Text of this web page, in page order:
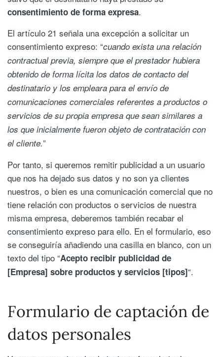
consentimiento de forma expresa.
El artículo 21 señala una excepción a solicitar un
consentimiento expreso: “cuando exista una relación
contractual previa, siempre que el prestador hubiera
obtenido de forma lícita los datos de contacto del
destinatario y los empleara para el envío de
comunicaciones comerciales referentes a productos o
servicios de su propia empresa que sean similares a
los que inicialmente fueron objeto de contratación con
el cliente.”
Por tanto, si queremos remitir publicidad a un usuario
que nos ha dejado sus datos y no son ya clientes
nuestros, o bien es una comunicación comercial que no
tiene relación con productos o servicios de nuestra
misma empresa, deberemos también recabar el
consentimiento expreso para ello. En el formulario, eso
se conseguiría añadiendo una casilla en blanco, con un
texto del tipo “Acepto recibir publicidad de
[Empresa] sobre productos y servicios [tipos]“.
Formulario de captación de
datos personales